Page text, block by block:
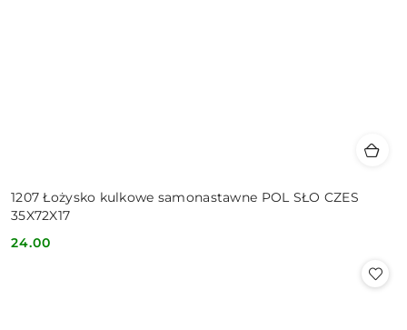
1207 Łożysko kulkowe samonastawne POL SŁO CZES
35X72X17
Cena:
24.00